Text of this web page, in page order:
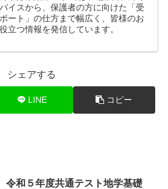
イスから、保護者の方に向けた「受
ート」の仕方まで幅広く、皆様のお
立つ情報を発信しています。
シェアする
LINE コピー
令和５年度共通テスト地学基礎